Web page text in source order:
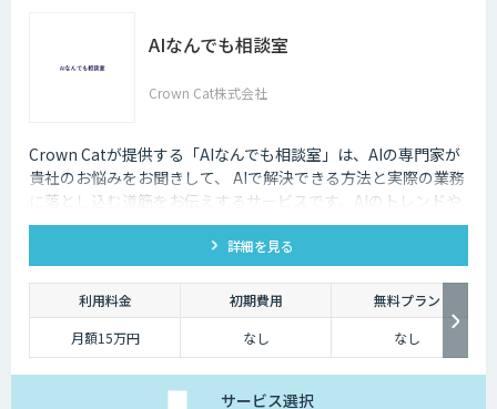
AIなんでも相談室
Crown Cat株式会社
Crown Catが提供する「AIなんでも相談室」は、AIの専門家が
貴社のお悩みをお聞きして、 AIで解決できる方法と実際の業務
に落とし込む道筋をお伝えするサービスです。AIのトレンドや
最新の事例はもちろん、自社にあった活用を安価にクイックに
詳細を見る
利用料金 初期費用
無料プラン
月額15万円
なし なし
サービス選択